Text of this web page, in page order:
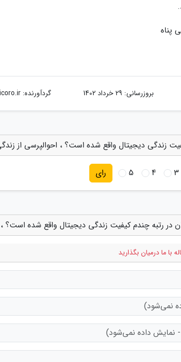
پناه
بروزرسانی: 29 خرداد 1402 گردآورنده:
زندگی دیجیتال واقع شده است؟ ، احوالپرسی از
3
4
5 رای
در رتبه چندم کیفیت زندگی دیجیتال واقع شده است؟
با ما درمیان بگذارید